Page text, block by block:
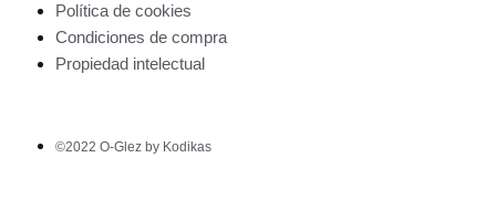
Política de cookies
Condiciones de compra
Propiedad intelectual
©2022 O-Glez by Kodikas